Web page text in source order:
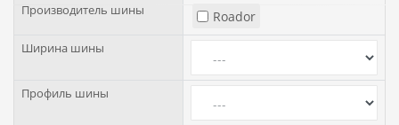
Производитель шины Roador
Ширина шины
Профиль шины